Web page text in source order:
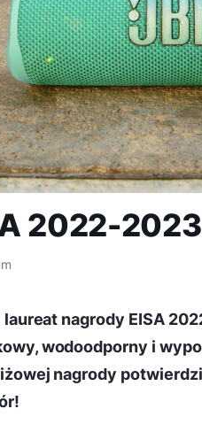
2022-
nagrody EISA
wodoodporny i
nagrody